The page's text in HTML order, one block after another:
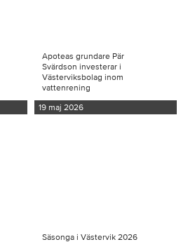
Apoteas grundare Pär
Svärdson investerar i
Västerviksbolag inom
vattenrening
19 maj 2026
Säsonga i Västervik 2026